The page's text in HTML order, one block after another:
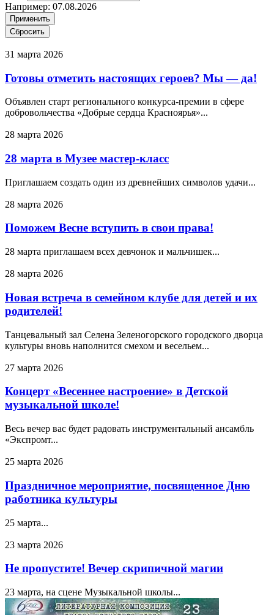
Например: 07.08.2026
31 марта 2026
Готовы отметить настоящих героев? Мы — да!
Объявлен старт регионального конкурса-премии в сфере
добровольчества «Добрые сердца Красноярья»...
28 марта 2026
28 марта в Музее мастер-класс
Приглашаем создать один из древнейших символов удачи...
28 марта 2026
Поможем Весне вступить в свои права!
28 марта приглашаем всех девчонок и мальчишек...
28 марта 2026
Новая встреча в семейном клубе для детей и их
родителей!
Танцевальный зал Селена Зеленогорского городского дворца
культуры вновь наполнится смехом и весельем...
27 марта 2026
Концерт «Весеннее настроение» в Детской
музыкальной школе!
Весь вечер вас будет радовать инструментальный ансамбль
«Экспромт...
25 марта 2026
Праздничное мероприятие, посвященное Дню
работника культуры
25 марта...
23 марта 2026
Не пропустите! Вечер скрипичной магии
23 марта, на сцене Музыкальной школы...